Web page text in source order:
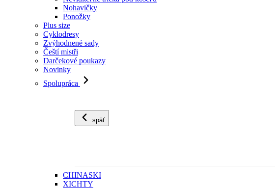
Nohavičky
Ponožky
Plus size
Cyklodresy
Zvýhodnené sady
Čeští mistři
Darčekové poukazy
Novinky
Spolupráca
späť
CHINASKI
XICHTY